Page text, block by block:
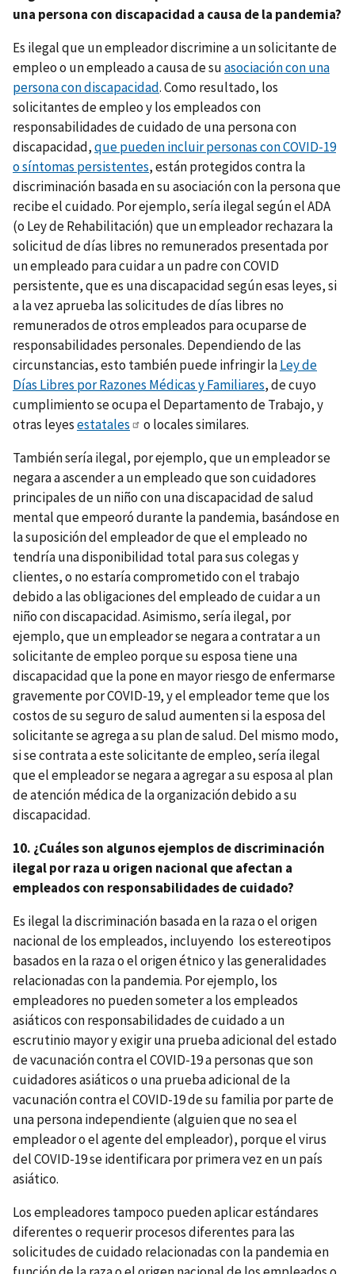
una persona con discapacidad a causa de la pandemia?
Es ilegal que un empleador discrimine a un solicitante de
empleo o un empleado a causa de suasociación con una
persona con discapacidad. Como resultado, los
solicitantes de empleo y los empleados con
responsabilidades de cuidado de una persona con
discapacidad,que pueden incluir personas con COVID-19
o síntomas persistentes, están protegidos contra la
discriminación basada en su asociación con la persona que
recibe el cuidado. Por ejemplo, sería ilegal según el ADA
(o Ley de Rehabilitación) que un empleador rechazara la
solicitud de días libres no remunerados presentada por
un empleado para cuidar a un padre con COVID
persistente, que es una discapacidad según esas leyes, si
a la vez aprueba las solicitudes de días libres no
remunerados de otros empleados para ocuparse de
responsabilidades personales. Dependiendo de las
circunstancias, esto también puede infringir laLey de
Días Libres por Razones Médicas y Familiares, de cuyo
cumplimiento se ocupa el Departamento de Trabajo, y
otras leyesestatales
o locales similares.
También sería ilegal, por ejemplo, que un empleador se
negara a ascender a un empleado que son cuidadores
principales de un niño con una discapacidad de salud
mental que empeoró durante la pandemia, basándose en
la suposición del empleador de que el empleado no
tendría una disponibilidad total para sus colegas y
clientes, o no estaría comprometido con el trabajo
debido a las obligaciones del empleado de cuidar a un
niño con discapacidad. Asimismo, sería ilegal, por
ejemplo, que un empleador se negara a contratar a un
solicitante de empleo porque su esposa tiene una
discapacidad que la pone en mayor riesgo de enfermarse
gravemente por COVID-19, y el empleador teme que los
costos de su seguro de salud aumenten si la esposa del
solicitante se agrega a su plan de salud. Del mismo modo,
si se contrata a este solicitante de empleo, sería ilegal
que el empleador se negara a agregar a su esposa al plan
de atención médica de la organización debido a su
discapacidad.
10. ¿Cuáles son algunos ejemplos de discriminación
ilegal por raza u origen nacional que afectan a
empleados con responsabilidades de cuidado?
Es ilegal la discriminación basada en la raza o el origen
nacional de los empleados, incluyendo los estereotipos
basados en la raza o el origen étnico y las generalidades
relacionadas con la pandemia. Por ejemplo, los
empleadores no pueden someter a los empleados
asiáticos con responsabilidades de cuidado a un
escrutinio mayor y exigir una prueba adicional del estado
de vacunación contra el COVID-19 a personas que son
cuidadores asiáticos o una prueba adicional de la
vacunación contra el COVID-19 de su familia por parte de
una persona independiente (alguien que no sea el
empleador o el agente del empleador), porque el virus
del COVID-19 se identificara por primera vez en un país
asiático.
Los empleadores tampoco pueden aplicar estándares
diferentes o requerir procesos diferentes para las
solicitudes de cuidado relacionadas con la pandemia en